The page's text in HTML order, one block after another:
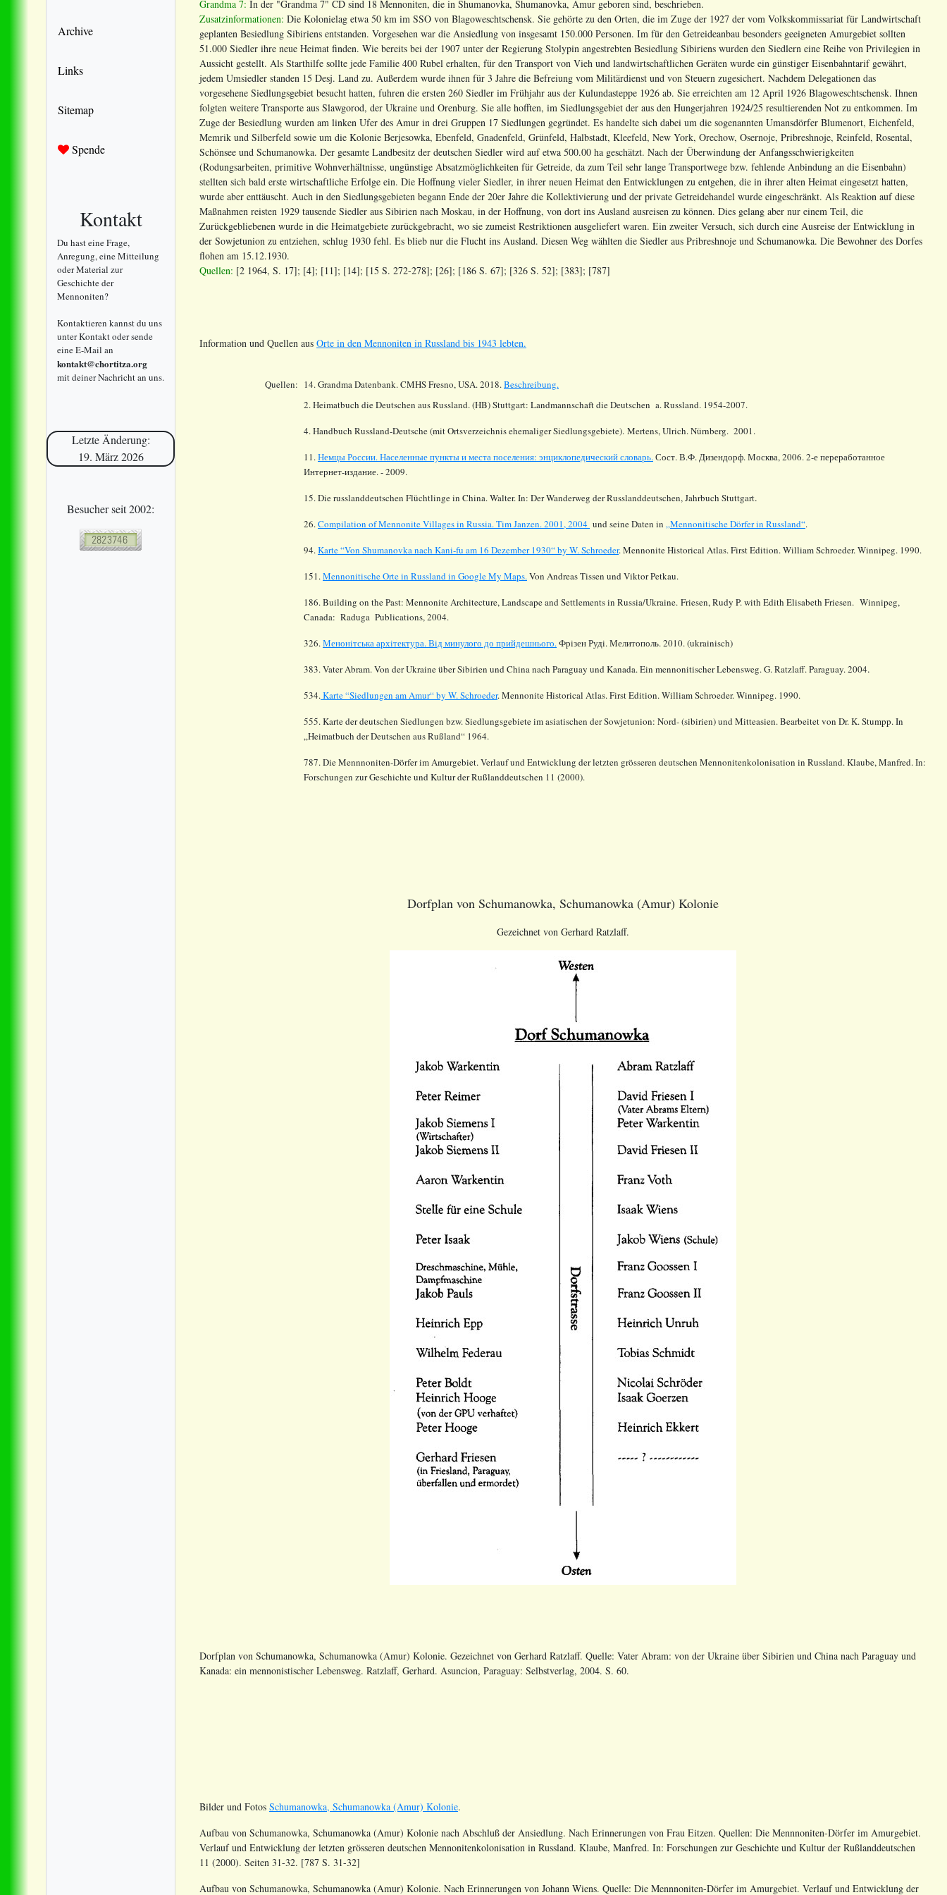
Archive
Links
Sitemap
Spende
Kontakt
Du hast eine Frage,
Anregung, eine Mitteilung
oder Material zur
Geschichte der
Mennoniten?
Kontaktieren kannst du uns
unter Kontakt oder sende
eine E-Mail an
kontakt@chortitza.org
mit deiner Nachricht an uns.
Letzte Änderung:
19. März 2026
Besucher seit 2002:
Grandma 7: In der "Grandma 7" CD sind 18 Mennoniten, die in Shumanovka, Shumanovka, Amur geboren sind, beschrieben.
Zusatzinformationen: Die Kolonielag etwa 50 km im SSO von Blagoweschtschensk. Sie gehörte zu den Orten, die im Zuge der 1927 der vom Volkskommissariat für Landwirtschaft
geplanten Besiedlung Sibiriens entstanden. Vorgesehen war die Ansiedlung von insgesamt 150.000 Personen. Im für den Getreideanbau besonders geeigneten Amurgebiet sollten
51.000 Siedler ihre neue Heimat finden. Wie bereits bei der 1907 unter der Regierung Stolypin angestrebten Besiedlung Sibiriens wurden den Siedlern eine Reihe von Privilegien in
Aussicht gestellt. Als Starthilfe sollte jede Familie 400 Rubel erhalten, für den Transport von Vieh und landwirtschaftlichen Geräten wurde ein günstiger Eisenbahntarif gewährt,
jedem Umsiedler standen 15 Desj. Land zu. Außerdem wurde ihnen für 3 Jahre die Befreiung vom Militärdienst und von Steuern zugesichert. Nachdem Delegationen das
vorgesehene Siedlungsgebiet besucht hatten, fuhren die ersten 260 Siedler im Frühjahr aus der Kulundasteppe 1926 ab. Sie erreichten am 12 April 1926 Blagoweschtschensk. Ihnen
folgten weitere Transporte aus Slawgorod, der Ukraine und Orenburg. Sie alle hofften, im Siedlungsgebiet der aus den Hungerjahren 1924/25 resultierenden Not zu entkommen. Im
Zuge der Besiedlung wurden am linken Ufer des Amur in drei Gruppen 17 Siedlungen gegründet. Es handelte sich dabei um die sogenannten Umansdörfer Blumenort, Eichenfeld,
Memrik und Silberfeld sowie um die Kolonie Berjesowka, Ebenfeld, Gnadenfeld, Grünfeld, Halbstadt, Kleefeld, New York, Orechow, Osernoje, Pribreshnoje, Reinfeld, Rosental,
Schönsee und Schumanowka. Der gesamte Landbesitz der deutschen Siedler wird auf etwa 500.00 ha geschätzt. Nach der Überwindung der Anfangsschwierigkeiten
(Rodungsarbeiten, primitive Wohnverhältnisse, ungünstige Absatzmöglichkeiten für Getreide, da zum Teil sehr lange Transportwege bzw. fehlende Anbindung an die Eisenbahn)
stellten sich bald erste wirtschaftliche Erfolge ein. Die Hoffnung vieler Siedler, in ihrer neuen Heimat den Entwicklungen zu entgehen, die in ihrer alten Heimat eingesetzt hatten,
wurde aber enttäuscht. Auch in den Siedlungsgebieten begann Ende der 20er Jahre die Kollektivierung und der private Getreidehandel wurde eingeschränkt. Als Reaktion auf diese
Maßnahmen reisten 1929 tausende Siedler aus Sibirien nach Moskau, in der Hoffnung, von dort ins Ausland ausreisen zu können. Dies gelang aber nur einem Teil, die
Zurückgebliebenen wurde in die Heimatgebiete zurückgebracht, wo sie zumeist Restriktionen ausgeliefert waren. Ein zweiter Versuch, sich durch eine Ausreise der Entwicklung in
der Sowjetunion zu entziehen, schlug 1930 fehl. Es blieb nur die Flucht ins Ausland. Diesen Weg wählten die Siedler aus Pribreshnoje und Schumanowka. Die Bewohner des Dorfes
flohen am 15.12.1930.
Quellen: [2 1964, S. 17]; [4]; [11]; [14]; [15 S. 272-278]; [26]; [186 S. 67]; [326 S. 52]; [383]; [787]
Information und Quellen aus Orte in den Mennoniten in Russland bis 1943 lebten.
Quellen: 14.Grandma Datenbank. CMHS Fresno, USA. 2018.Beschreibung.
2. Heimatbuch die Deutschen aus Russland. (HB) Stuttgart: Landmannschaft die Deutschen a. Russland. 1954-2007.
4. Handbuch Russland-Deutsche (mit Ortsverzeichnis ehemaliger Siedlungsgebiete). Mertens, Ulrich. Nürnberg. 2001.
11.Немцы России. Населенные пункты и места поселения: энциклопедический словарь.Сост. В.Ф. Дизендорф. Москва, 2006. 2-е переработанное
Интернет-издание. - 2009.
15. Die russlanddeutschen Flüchtlinge in China. Walter. In: Der Wanderweg der Russlanddeutschen, Jahrbuch Stuttgart.
26.Compilation of Mennonite Villages in Russia.Tim Janzen. 2001, 2004 und seine Daten in „Mennonitische Dörfer in Russland“.
94.Karte “Von Shumanovka nach Kani-fu am 16 Dezember 1930“ by W. Schroeder.Mennonite Historical Atlas. First Edition. William Schroeder. Winnipeg. 1990.
151.Mennonitische Orte in Russland in Google My Maps.Von Andreas Tissen und Viktor Petkau.
186. Building on the Past: Mennonite Architecture, Landscape and Settlements in Russia/Ukraine. Friesen, Rudy P. with Edith Elisabeth Friesen. Winnipeg,
Canada: Raduga Publications, 2004.
326.Менонiтська архiтектура. Вiд минулого до прийдешнього.Фрiзен Рудi. Мелитополь. 2010. (ukrainisch)
383. Vater Abram. Von der Ukraine über Sibirien und China nach Paraguay und Kanada. Ein mennonitischer Lebensweg. G. Ratzlaff. Paraguay. 2004.
534.Karte “Siedlungen am Amur“ by W. Schroeder. Mennonite Historical Atlas. First Edition. William Schroeder. Winnipeg. 1990.
555. Karte der deutschen Siedlungen bzw. Siedlungsgebiete im asiatischen der Sowjetunion: Nord- (sibirien) und Mitteasien. Bearbeitet von Dr. K. Stumpp. In
„Heimatbuch der Deutschen aus Rußland“ 1964.
787. Die Mennnoniten-Dörfer im Amurgebiet. Verlauf und Entwicklung der letzten grösseren deutschen Mennonitenkolonisation in Russland. Klaube, Manfred. In:
Forschungen zur Geschichte und Kultur der Rußlanddeutschen 11 (2000).
Dorfplan von Schumanowka, Schumanowka (Amur) Kolonie
Gezeichnet von Gerhard Ratzlaff.
Dorfplan von Schumanowka, Schumanowka (Amur) Kolonie. Gezeichnet von Gerhard Ratzlaff. Quelle: Vater Abram: von der Ukraine über Sibirien und China nach Paraguay und
Kanada: ein mennonistischer Lebensweg. Ratzlaff, Gerhard. Asuncion, Paraguay: Selbstverlag, 2004. S. 60.
Bilder und Fotos Schumanowka, Schumanowka (Amur) Kolonie.
Aufbau von Schumanowka, Schumanowka (Amur) Kolonie nach Abschluß der Ansiedlung. Nach Erinnerungen von Frau Eitzen. Quellen: Die Mennnoniten-Dörfer im Amurgebiet.
Verlauf und Entwicklung der letzten grösseren deutschen Mennonitenkolonisation in Russland. Klaube, Manfred. In: Forschungen zur Geschichte und Kultur der Rußlanddeutschen
11 (2000). Seiten 31-32. [787 S. 31-32]
Aufbau von Schumanowka, Schumanowka (Amur) Kolonie. Nach Erinnerungen von Johann Wiens. Quelle: Die Mennnoniten-Dörfer im Amurgebiet. Verlauf und Entwicklung der